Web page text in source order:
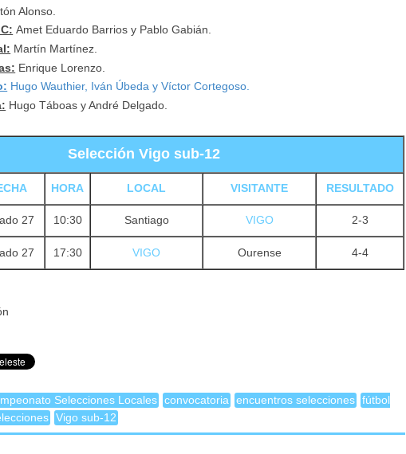
Alonso.
Amet Eduardo Barrios y Pablo Gabián.
Martín Martínez.
Enrique Lorenzo.
Hugo Wauthier, Iván Úbeda y Víctor Cortegoso.
Hugo Táboas y André Delgado.
Selección Vigo sub-12
HORA LOCAL VISITANTE RESULTADO
27 10:30 Santiago VIGO 2-3
27 17:30 VIGO Ourense 4-4
Selecciones Locales convocatoria encuentros selecciones fútbol
Vigo sub-12